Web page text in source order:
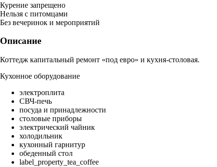
Курение запрещено
Нельзя с питомцами
Без вечеринок и мероприятий
Описание
Коттедж капитальный ремонт «под евро» и кухня-столовая.
Кухонное оборудование
электроплита
СВЧ-печь
посуда и принадлежности
столовые приборы
электрический чайник
холодильник
кухонный гарнитур
обеденный стол
label_property_tea_coffee